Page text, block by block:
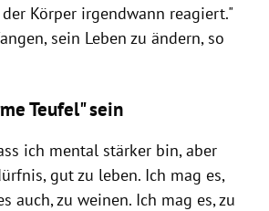
Körper irgendwann reagiert."
sein Leben zu ändern, so
Teufel" sein
ich mental stärker bin, aber
gut zu leben. Ich mag es,
auch, zu weinen. Ich mag es, zu